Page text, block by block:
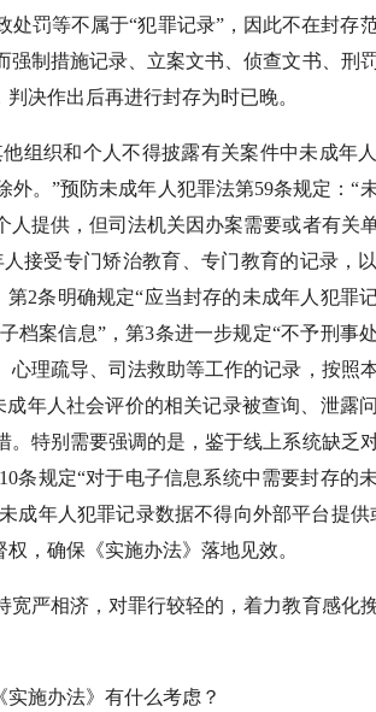
罚等不属于“犯罪记录”，因此不在封存
制措施记录、立案文书、侦查文书、刑
决作出后再进行封存为时已晚。
组织和个人不得披露有关案件中未成年
。”预防未成年人犯罪法第59条规定：“
提供，但司法机关因办案需要或者有关
接受专门矫治教育、专门教育的记录，
2条明确规定“应当封存的未成年人犯罪
档案信息”，第3条进一步规定“不予刑事
理疏导、司法救助等工作的记录，按照
年人社会评价的相关记录被查询、泄露
特别需要强调的是，鉴于线上系统缺乏
条规定“对于电子信息系统中需要封存的
成年人犯罪记录数据不得向外部平台提供
，确保《实施办法》落地见效。
严相济，对罪行较轻的，着力教育感化
施办法》有什么考虑？